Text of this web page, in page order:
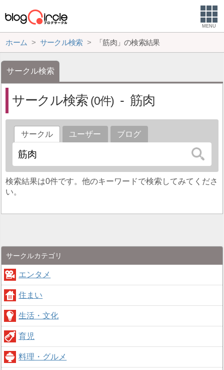
MENU
ホーム サークル検索 「筋肉」の検索結果
サークル検索
サークル検索 0 筋肉
サークル ユーザー ブログ
検索結果は0件です。他のキーワードで検索してみてくださ
い。
サークルカテゴリ
エンタメ
住まい
生活・文化
育児
料理・グルメ